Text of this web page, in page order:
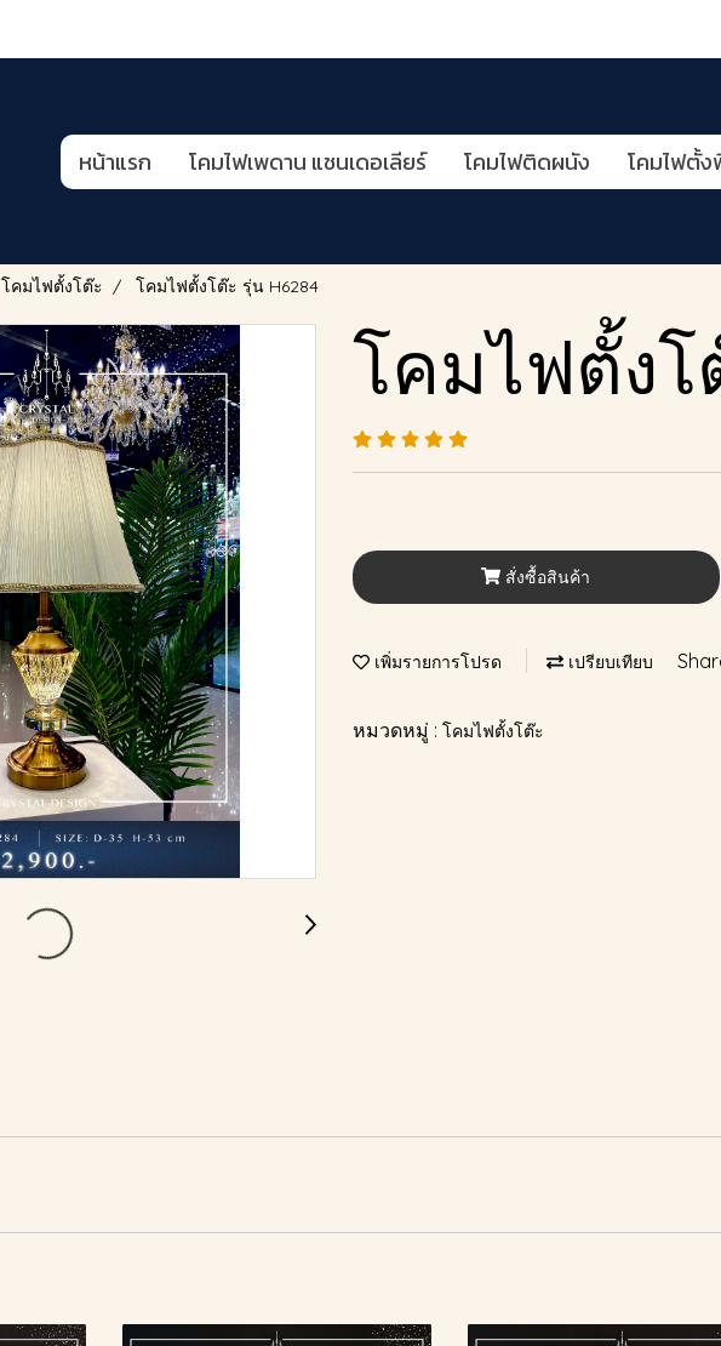
หน้าแรก โคมไฟเพดาน แชนเดอเลียร์ โคมไฟติดผนัง โคมไฟตั้
โคมไฟตั้งโต๊ะ โคมไฟตั้งโต๊ะ รุ่น H6284
โคมไฟตั้งโ
สั่งซื้อสินค้า
เพิ่มรายการโปรด เปรียบเทียบ
หมวดหมู่ : โคมไฟตั้งโต๊ะ